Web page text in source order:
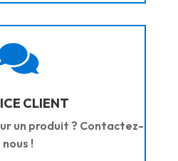
CLIENT
un produit ? Contactez-
nous !